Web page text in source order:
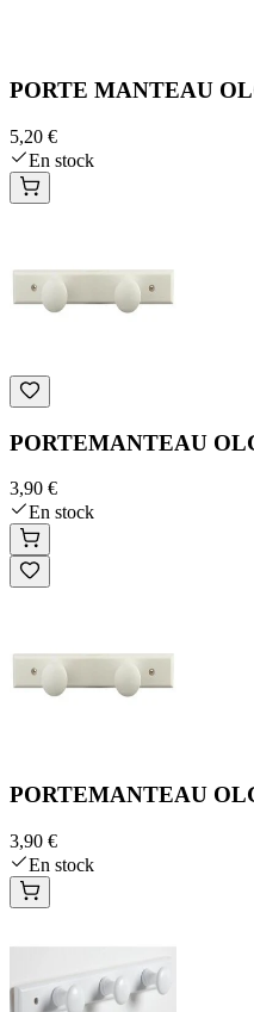
PORTE MANTEAU
5,20 €
En stock
PORTEMANTEAU
3,90 €
En stock
PORTEMANTEAU
3,90 €
En stock